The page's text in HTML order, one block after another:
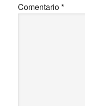
Comentario*